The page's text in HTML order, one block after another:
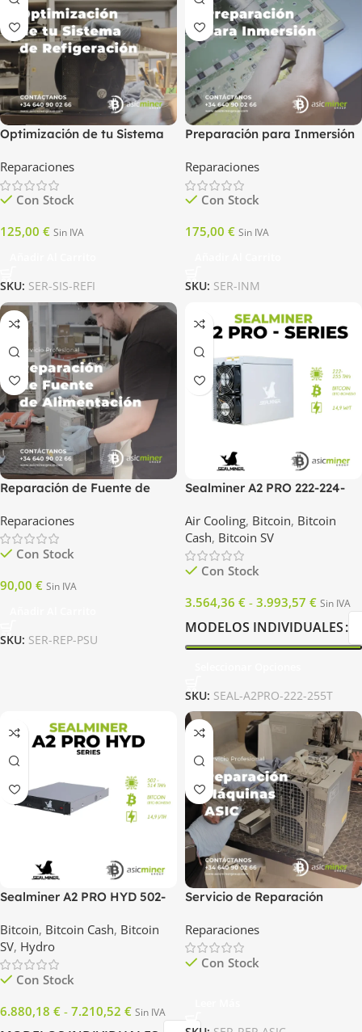
Optimización de tu Sistema
Reparaciones
Con Stock
125,00 € Sin IVA
SKU: SER-SIS-REFI
Preparación para Inmersión
Reparaciones
Con Stock
175,00 € Sin IVA
SKU: SER-INM
Reparación de Fuente de
Reparaciones
Con Stock
90,00 € Sin IVA
SKU: SER-REP-PSU
Sealminer A2 PRO 222-224-
Air Cooling, Bitcoin, Bitcoin
Cash, Bitcoin SV
Con Stock
3.564,36 € - 3.993,57 € Sin IVA
MODELOS INDIVIDUALES
SKU: SEAL-A2PRO-222-255T
Sealminer A2 PRO HYD 502-
Bitcoin, Bitcoin Cash, Bitcoin
SV, Hydro
Con Stock
6.880,18 € - 7.210,52 € Sin IVA
Servicio de Reparación
Reparaciones
Con Stock